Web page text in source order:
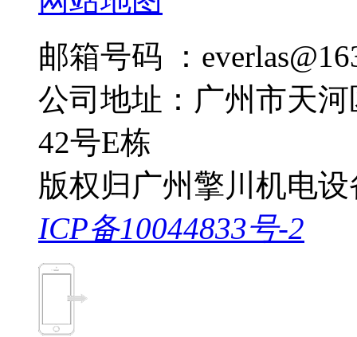
邮箱号码 ：
公司地址：广州市天
42号E栋
版权归广州擎川机电
ICP备10044833号-2